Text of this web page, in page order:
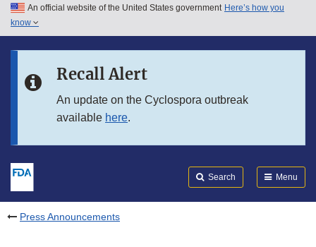
Skip to main content
Skip to in this section menu
An official website of the United States government Here’s how you
know
Recall Alert
An update on the Cyclospora outbreak
available here.
Search Menu
Press Announcements